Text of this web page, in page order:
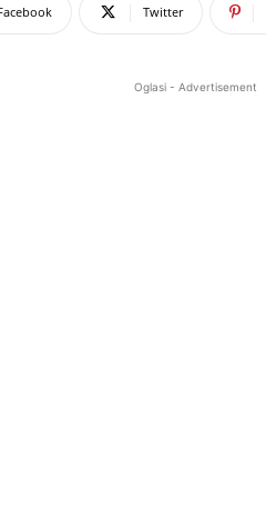
Twitter
Oglasi - Advertisement